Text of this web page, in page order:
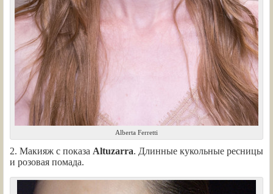
Alberta Ferretti
2. Макияж с показа Altuzarra. Длинные кукольные ресницы
и розовая помада.